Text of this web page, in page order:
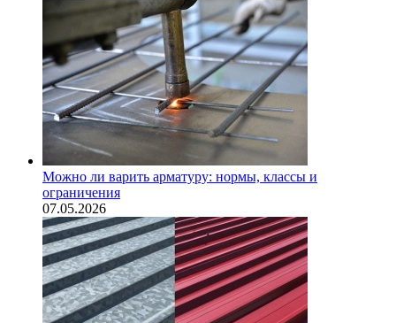
Можно ли варить арматуру: нормы, классы и
ограничения
07.05.2026